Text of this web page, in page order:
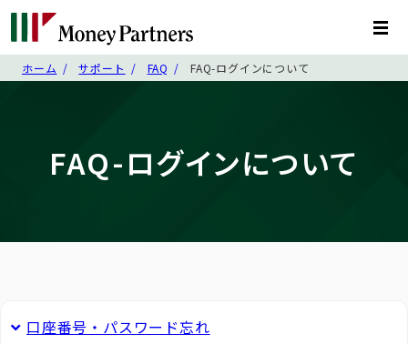
ホーム サポート FAQ FAQ-ログインについて
FAQ-ログインについて
口座番号・パスワード忘れ